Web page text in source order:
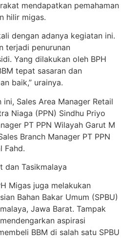
mendapatkan pemahaman
hilir migas.
dengan adanya kegiatan ini.
terjadi penurunan
Yang dilakukan oleh BPH
tepat sasaran dan
baik,” urainya.
Sales Area Manager Retail
Niaga (PPN) Sindhu Priyo
PT PPN Wilayah Garut M
Branch Manager PT PPN
Fahd.
dan Tasikmalaya
Migas juga melakukan
Bahan Bakar Umum (SPBU)
Jawa Barat. Tampak
aspirasi
BBM di salah satu SPBU